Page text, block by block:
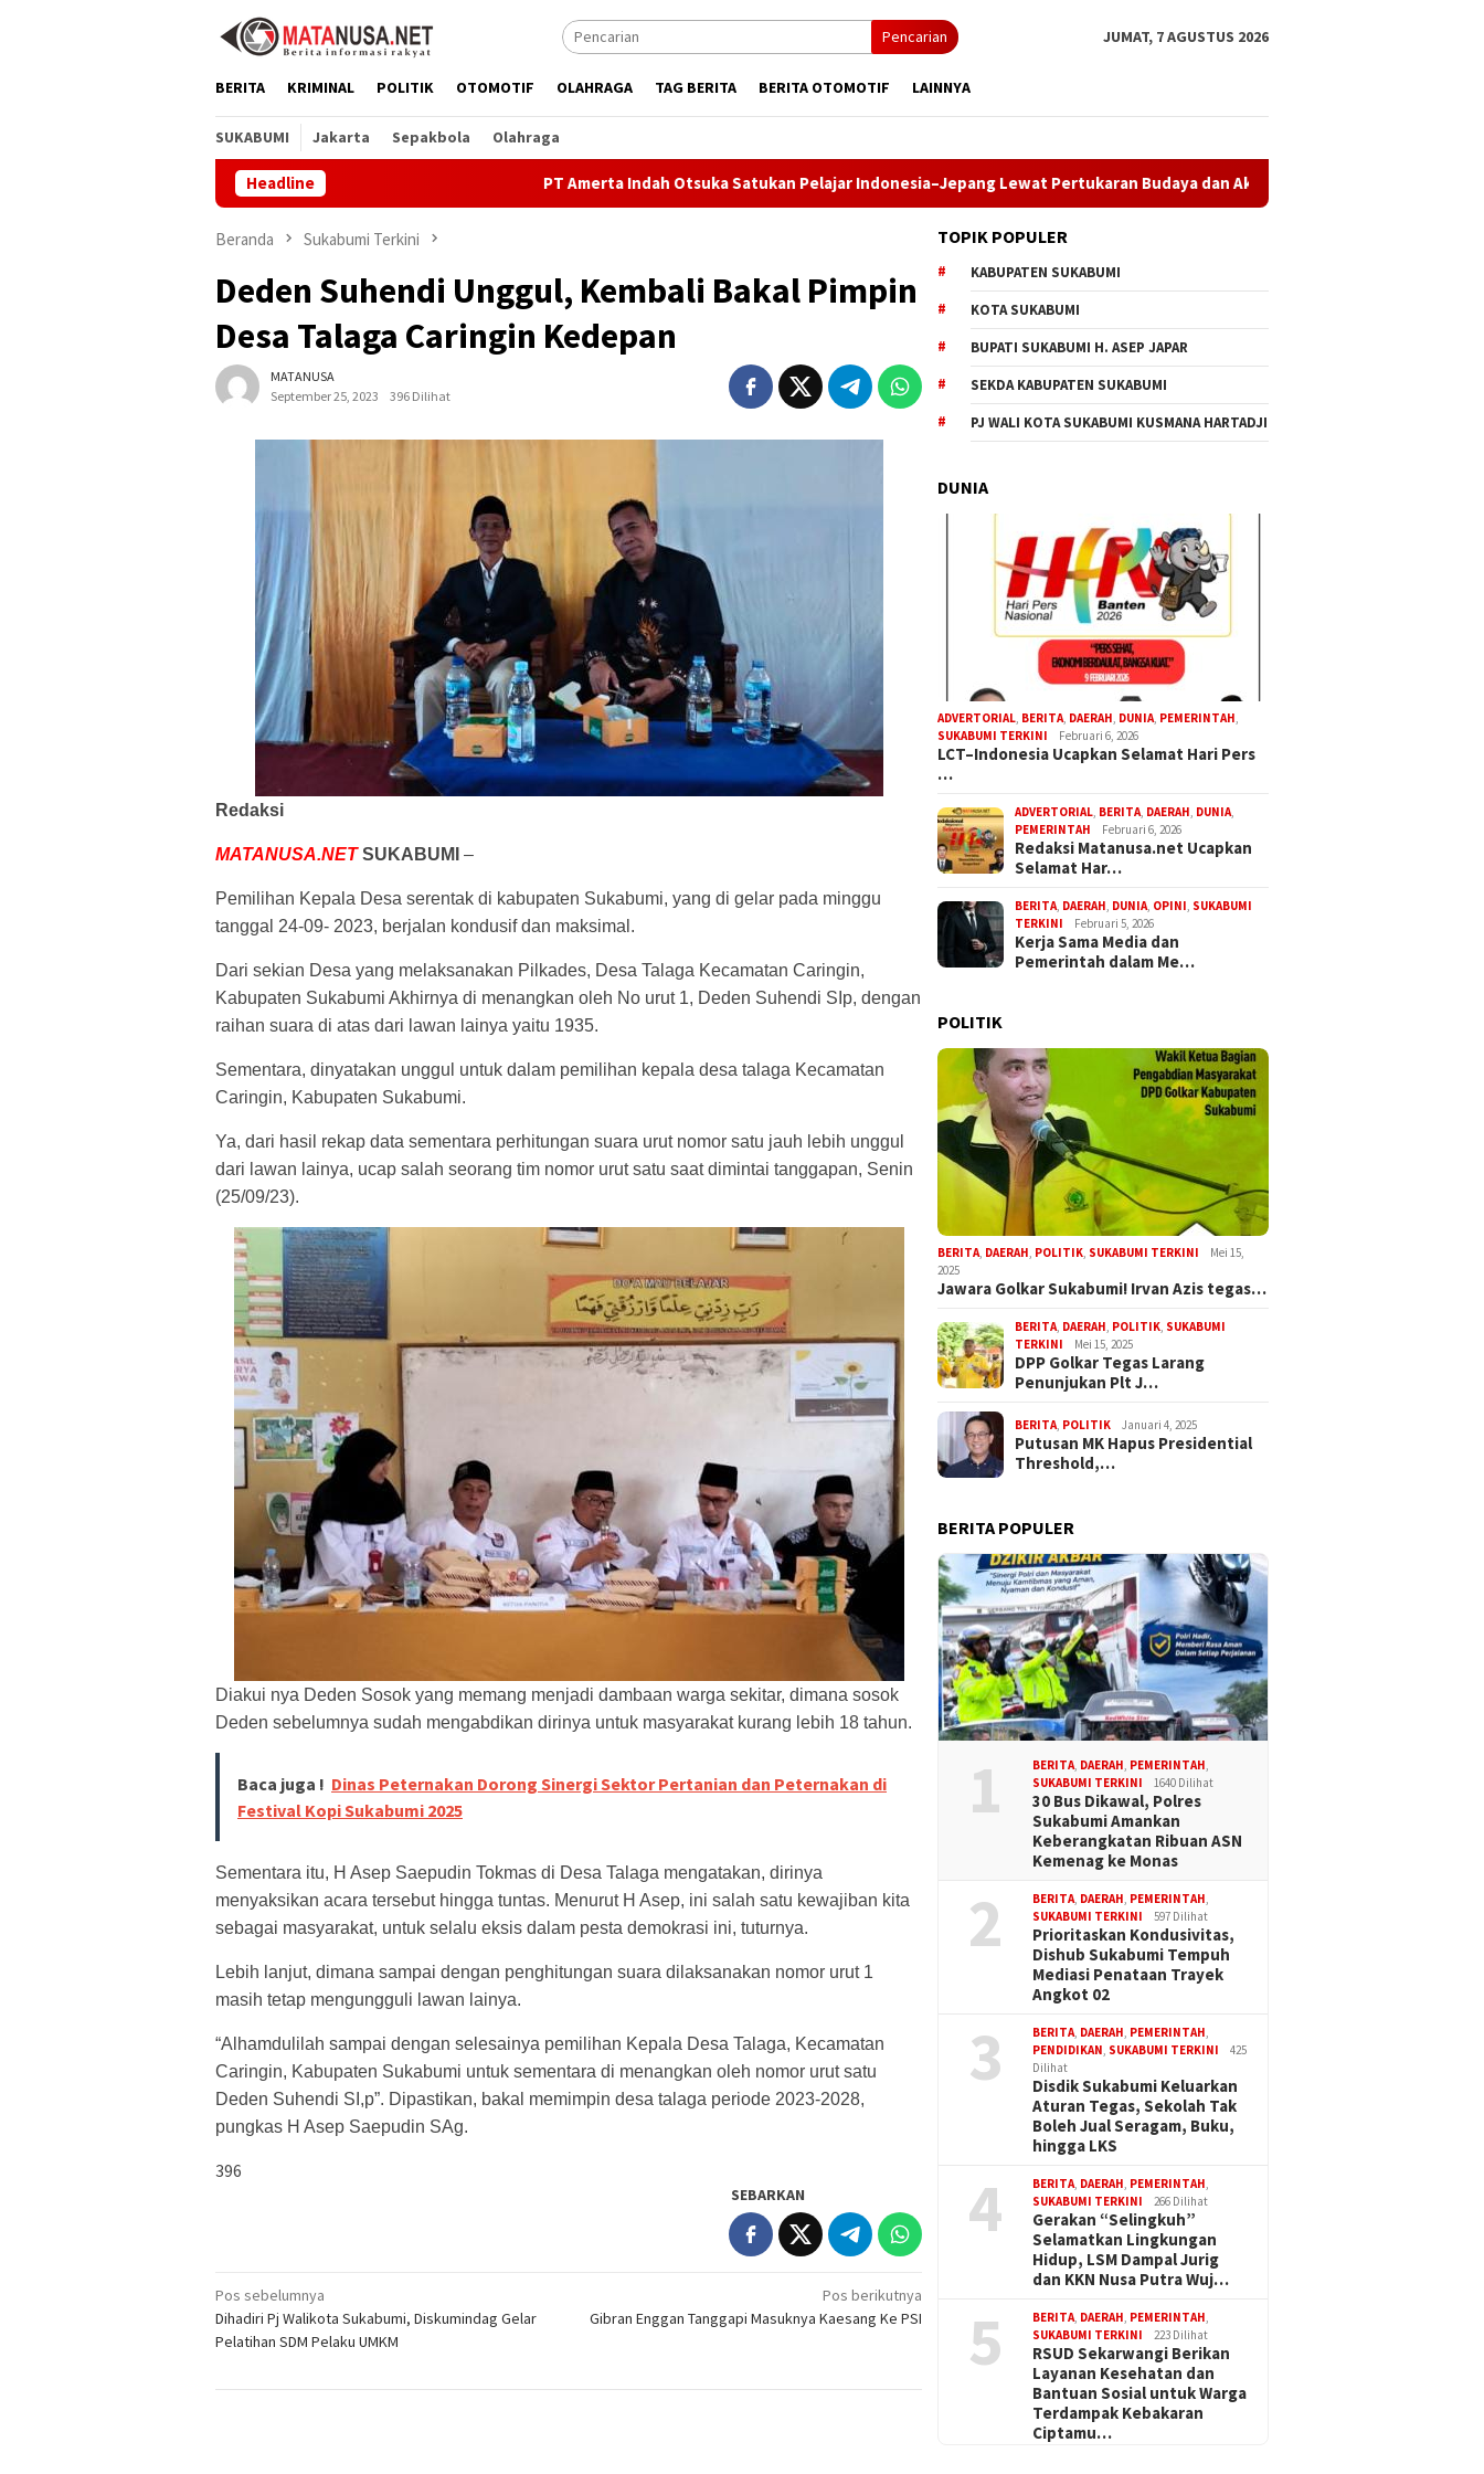
Pencarian JUMAT, 7 AGUSTUS 2026
BERITA KRIMINAL POLITIK OTOMOTIF OLAHRAGA TAG BERITA BERITA OTOMOTIF LAINNYA
SUKABUMI Jakarta Sepakbola Olahraga
Headline PT Amerta Indah Otsuka Satukan Pelajar Indonesia–Jepang Lewat Pertukaran Budaya dan Aksi Peduli Lingkungan
Beranda Sukabumi Terkini
Deden Suhendi Unggul, Kembali Bakal Pimpin
Desa Talaga Caringin Kedepan
MATANUSA
September 25, 2023
396 Dilihat
Redaksi
MATANUSA.NETSUKABUMI –
Pemilihan Kepala Desa serentak di kabupaten Sukabumi, yang di gelar pada minggu
tanggal 24-09- 2023, berjalan kondusif dan maksimal.
Dari sekian Desa yang melaksanakan Pilkades, Desa Talaga Kecamatan Caringin,
Kabupaten Sukabumi Akhirnya di menangkan oleh No urut 1, Deden Suhendi SIp, dengan
raihan suara di atas dari lawan lainya yaitu 1935.
Sementara, dinyatakan unggul untuk dalam pemilihan kepala desa talaga Kecamatan
Caringin, Kabupaten Sukabumi.
Ya, dari hasil rekap data sementara perhitungan suara urut nomor satu jauh lebih unggul
dari lawan lainya, ucap salah seorang tim nomor urut satu saat dimintai tanggapan, Senin
(25/09/23).
Diakui nya Deden Sosok yang memang menjadi dambaan warga sekitar, dimana sosok
Deden sebelumnya sudah mengabdikan dirinya untuk masyarakat kurang lebih 18 tahun.
Baca juga ! Dinas Peternakan Dorong Sinergi Sektor Pertanian dan Peternakan di
Festival Kopi Sukabumi 2025
Sementara itu, H Asep Saepudin Tokmas di Desa Talaga mengatakan, dirinya
menyaksikan acara tersebut hingga tuntas. Menurut H Asep, ini salah satu kewajiban kita
sebagai masyarakat, untuk selalu eksis dalam pesta demokrasi ini, tuturnya.
Lebih lanjut, dimana sampai dengan penghitungan suara dilaksanakan nomor urut 1
masih tetap mengungguli lawan lainya.
“Alhamdulilah sampai dengan selesainya pemilihan Kepala Desa Talaga, Kecamatan
Caringin, Kabupaten Sukabumi untuk sementara di menangkan oleh nomor urut satu
Deden Suhendi SI,p”. Dipastikan, bakal memimpin desa talaga periode 2023-2028,
pungkas H Asep Saepudin SAg.
396
SEBARKAN
Navigasi
pos
Pos sebelumnya
Dihadiri Pj Walikota Sukabumi, Diskumindag Gelar
Pelatihan SDM Pelaku UMKM
Pos berikutnya
Gibran Enggan Tanggapi Masuknya Kaesang Ke PSI
TOPIK POPULER
KABUPATEN SUKABUMI
KOTA SUKABUMI
BUPATI SUKABUMI H. ASEP JAPAR
SEKDA KABUPATEN SUKABUMI
PJ WALI KOTA SUKABUMI KUSMANA HARTADJI
DUNIA
ADVERTORIAL BERITA DAERAH DUNIA PEMERINTAH
SUKABUMI TERKINI
Februari 6, 2026
LCT–Indonesia Ucapkan Selamat Hari Pers
…
ADVERTORIAL BERITA DAERAH DUNIA
PEMERINTAH
Februari 6, 2026
Redaksi Matanusa.net Ucapkan
Selamat Har…
BERITA DAERAH DUNIA OPINI SUKABUMI
TERKINI
Februari 5, 2026
Kerja Sama Media dan
Pemerintah dalam Me…
POLITIK
BERITA DAERAH POLITIK SUKABUMI TERKINI
Mei 15,
2025
Jawara Golkar Sukabumi! Irvan Azis tegas…
BERITA DAERAH POLITIK SUKABUMI
TERKINI
Mei 15, 2025
DPP Golkar Tegas Larang
Penunjukan Plt J…
BERITA POLITIK Januari 4, 2025
Putusan MK Hapus Presidential
Threshold,…
BERITA POPULER
1 BERITA, DAERAH, PEMERINTAH,
SUKABUMI TERKINI
1640 Dilihat
30 Bus Dikawal, Polres
Sukabumi Amankan
Keberangkatan Ribuan ASN
Kemenag ke Monas
2 BERITA, DAERAH, PEMERINTAH,
SUKABUMI TERKINI
597 Dilihat
Prioritaskan Kondusivitas,
Dishub Sukabumi Tempuh
Mediasi Penataan Trayek
Angkot 02
3 BERITA, DAERAH, PEMERINTAH,
PENDIDIKAN, SUKABUMI TERKINI
425
Dilihat
Disdik Sukabumi Keluarkan
Aturan Tegas, Sekolah Tak
Boleh Jual Seragam, Buku,
hingga LKS
4 BERITA, DAERAH, PEMERINTAH,
SUKABUMI TERKINI
266 Dilihat
Gerakan “Selingkuh”
Selamatkan Lingkungan
Hidup, LSM Dampal Jurig
dan KKN Nusa Putra Wuj…
5 BERITA, DAERAH, PEMERINTAH,
SUKABUMI TERKINI
223 Dilihat
RSUD Sekarwangi Berikan
Layanan Kesehatan dan
Bantuan Sosial untuk Warga
Terdampak Kebakaran
Ciptamu…